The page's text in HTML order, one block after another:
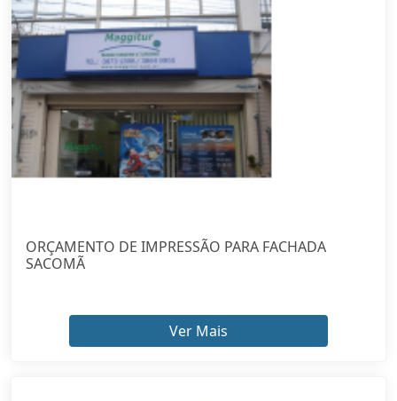
ORÇAMENTO DE IMPRESSÃO PARA FACHADA
SACOMÃ
Ver Mais